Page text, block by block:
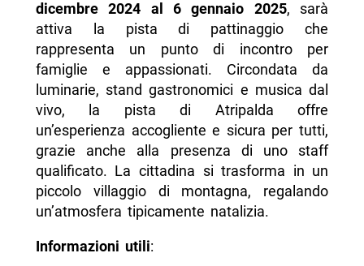
dicembre 2024 al 6 gennaio 2025, sarà
attiva la pista di pattinaggio che
rappresenta un punto di incontro per
famiglie e appassionati. Circondata da
luminarie, stand gastronomici e musica dal
vivo, la pista di Atripalda offre
un’esperienza accogliente e sicura per tutti,
grazie anche alla presenza di uno staff
qualificato. La cittadina si trasforma in un
piccolo villaggio di montagna, regalando
un’atmosfera tipicamente natalizia.
Informazioni utili: